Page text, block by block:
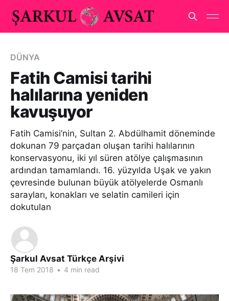
DÜNYA
Fatih Camisi tarihi
halılarına yeniden
kavuşuyor
Fatih Camisi’nin, Sultan 2. Abdülhamit döneminde
dokunan 79 parçadan oluşan tarihi halılarının
konservasyonu, iki yıl süren atölye çalışmasının
ardından tamamlandı. 16. yüzyılda Uşak ve yakın
çevresinde bulunan büyük atölyelerde Osmanlı
sarayları, konakları ve selatin camileri için
dokutulan
Şarkul Avsat Türkçe Arşivi
18 Tem 2018 • 4 min read